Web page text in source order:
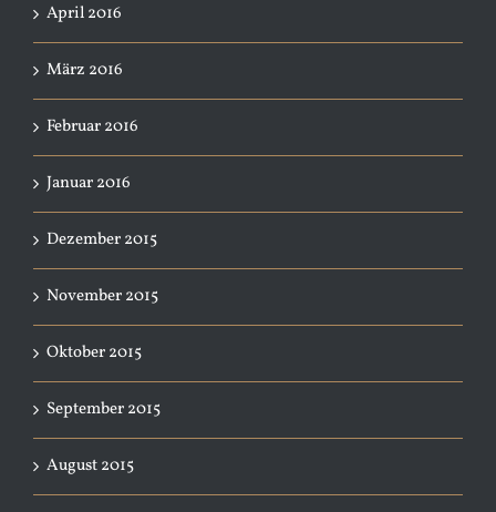
April 2016
März 2016
Februar 2016
Januar 2016
Dezember 2015
November 2015
Oktober 2015
September 2015
August 2015